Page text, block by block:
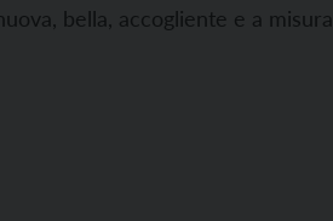
bella, accogliente e a misura